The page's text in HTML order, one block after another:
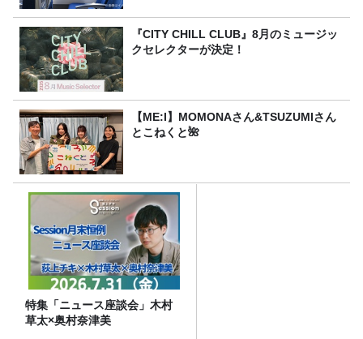
『CITY CHILL CLUB』8月のミュージッ
クセレクターが決定！
【ME:I】MOMONAさん&TSUZUMIさん
とこねくと🌺
特集「ニュース座談会」木村
草太×奥村奈津美